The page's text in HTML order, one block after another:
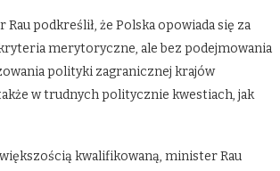
podkreślił, że Polska opowiada się za
merytoryczne, ale bez podejmowania
polityki zagranicznej krajów
w trudnych politycznie kwestiach, jak
kwalifikowaną, minister Rau